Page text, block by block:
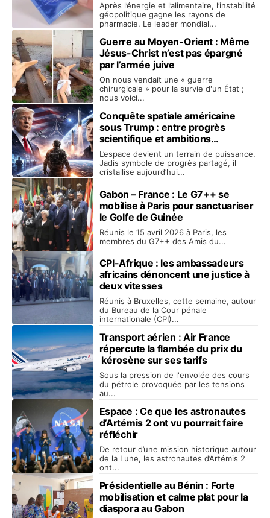
Après l’énergie et l’alimentaire, l’instabilité
géopolitique gagne les rayons de
pharmacie. Le leader mondial...
Guerre au Moyen-Orient : Même
Jésus-Christ n’est pas épargné
par l’armée juive
On nous vendait une « guerre
chirurgicale » pour la survie d'un État ;
nous voici...
Conquête spatiale américaine
sous Trump : entre progrès
scientifique et ambitions
hégémoniques inquiétantes
L’espace devient un terrain de puissance.
Jadis symbole de progrès partagé, il
cristallise aujourd’hui...
Gabon – France : Le G7++ se
mobilise à Paris pour sanctuariser
le Golfe de Guinée
Réunis le 15 avril 2026 à Paris, les
membres du G7++ des Amis du...
CPI-Afrique : les ambassadeurs
africains dénoncent une justice à
deux vitesses
Réunis à Bruxelles, cette semaine, autour
du Bureau de la Cour pénale
internationale (CPI)...
Transport aérien : Air France
répercute la flambée du prix du
kérosène sur ses tarifs
Sous la pression de l'envolée des cours
du pétrole provoquée par les tensions
au...
Espace : Ce que les astronautes
d’Artémis 2 ont vu pourrait faire
réfléchir
De retour d’une mission historique autour
de la Lune, les astronautes d’Artémis 2
ont...
Présidentielle au Bénin : Forte
mobilisation et calme plat pour la
diaspora au Gabon